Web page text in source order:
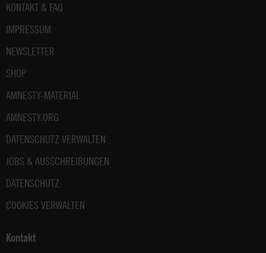
Fußbereich
KONTAKT & FAQ
IMPRESSUM
NEWSLETTER
SHOP
AMNESTY-MATERIAL
AMNESTY.ORG
DATENSCHUTZ VERWALTEN
JOBS & AUSSCHREIBUNGEN
DATENSCHUTZ
COOKIES VERWALTEN
Kontakt